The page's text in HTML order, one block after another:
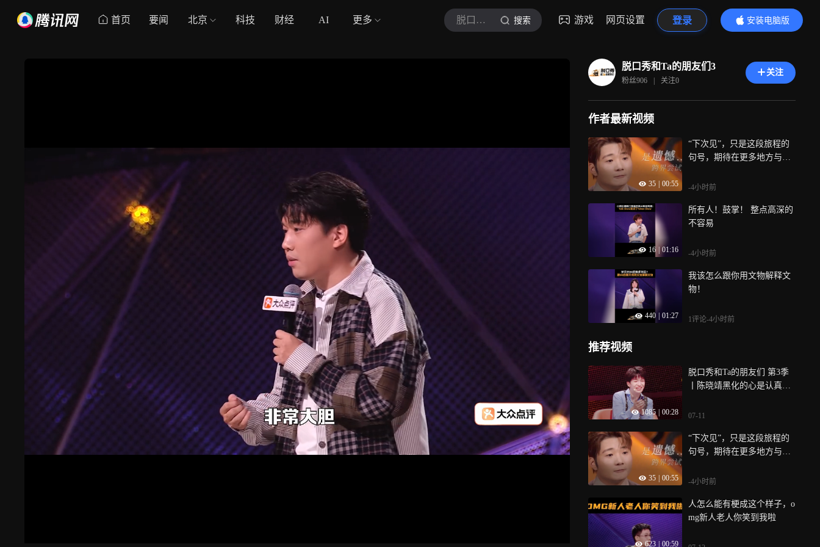
首页 要闻 北京 科技 财经 AI 更多 脱口秀和Ta的朋友们3 搜索 游戏 网页设置 登录
安装电脑版
内容更精彩
脱口秀和Ta的朋友们3
粉丝906 | 关注0
关注
作者最新视频
35 00:55
“下次见”，只是这段旅程的
句号，期待在更多地方与大
-4小时前
16 01:16
所有人！鼓掌！ 整点高深的
不容易
-4小时前
440 01:27
我该怎么跟你用文物解释文
物！
1评论-4小时前
推荐视频
1085 00:28
脱口秀和Ta的朋友们 第3季
丨陈晓靖黑化的心是认真
07-11
35 00:55
“下次见”，只是这段旅程的
句号，期待在更多地方与大
-4小时前
623 00:59
人怎么能有梗成这个样子，o
mg新人老人你笑到我啦